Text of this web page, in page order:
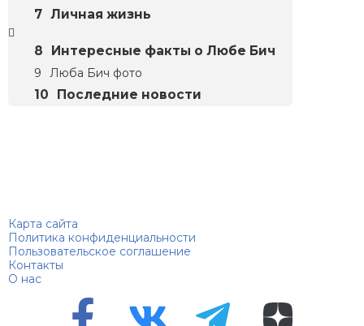
Личная жизнь
Интересные факты о Любе Бич
Люба Бич фото
Последние новости
Карта сайта
Политика конфиденциальности
Пользовательское соглашение
Контакты
О нас